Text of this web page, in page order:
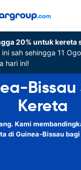
20% untuk kereta
ini sah sehingga 11
hari ini!
Bissau
Kereta
Kami
di Guinea-Bissau